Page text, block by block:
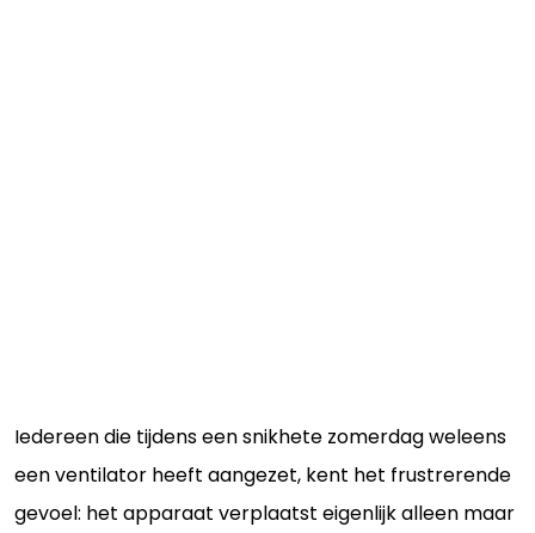
Iedereen die tijdens een snikhete zomerdag weleens
een ventilator heeft aangezet, kent het frustrerende
gevoel: het apparaat verplaatst eigenlijk alleen maar